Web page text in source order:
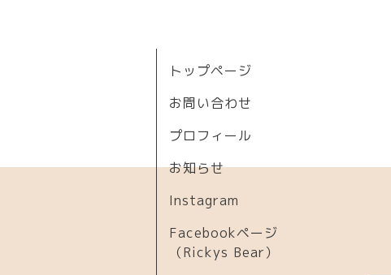
トップページ
お問い合わせ
プロフィール
お知らせ
Instagram
Facebookページ
（Rickys Bear）